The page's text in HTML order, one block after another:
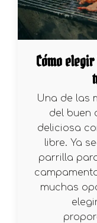
Cómo
Una de las
del buen
deliciosa
libre. Ya
parrilla
muchas